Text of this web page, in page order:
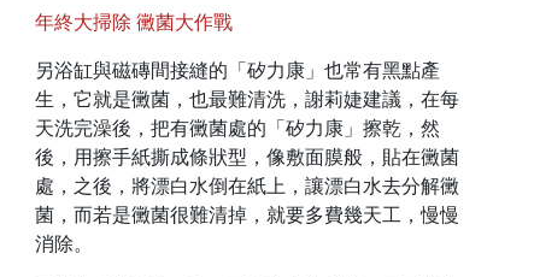
年終大掃除 黴菌大作戰
另浴缸與磁磚間接縫的「矽力康」也常有黑點產
生，它就是黴菌，也最難清洗，謝莉婕建議，在每
天洗完澡後，把有黴菌處的「矽力康」擦乾，然
後，用擦手紙撕成條狀型，像敷面膜般，貼在黴菌
處，之後，將漂白水倒在紙上，讓漂白水去分解黴
菌，而若是黴菌很難清掉，就要多費幾天工，慢慢
消除。